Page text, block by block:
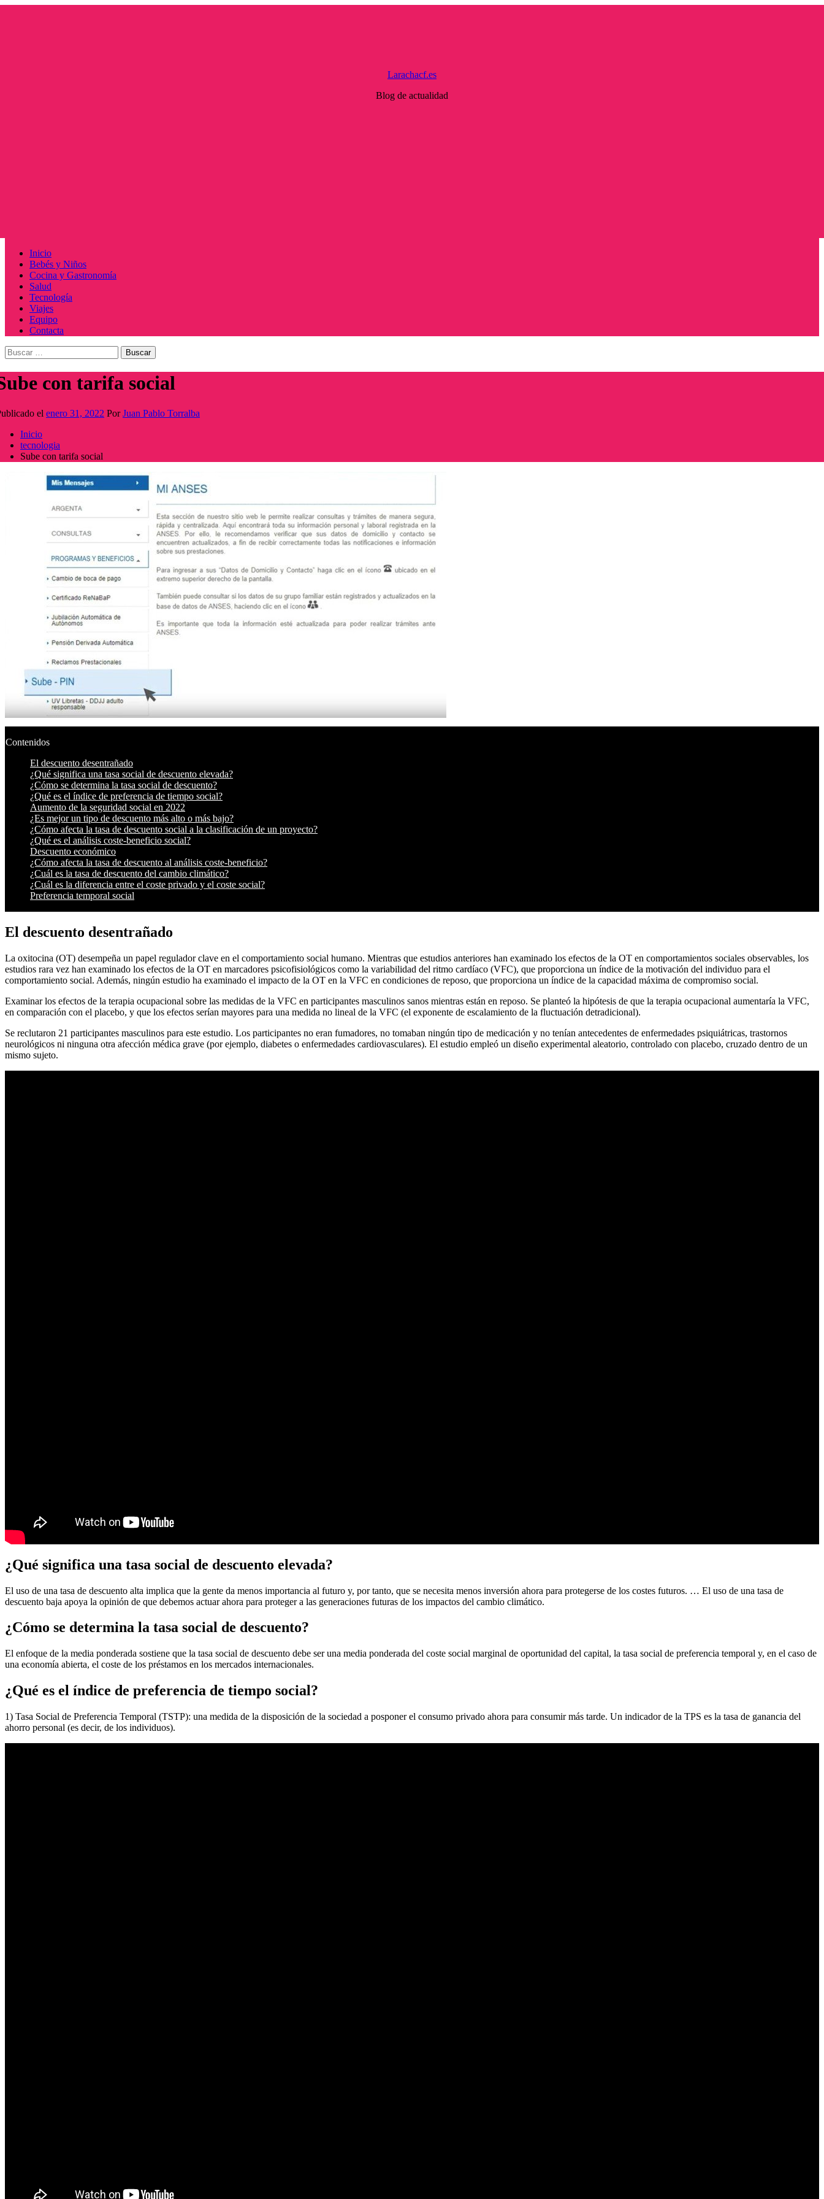
Larachacf.es
Blog de actualidad
Menú
principal
Inicio
Bebés y Niños
Cocina y Gastronomía
Salud
Tecnología
Viajes
Equipo
Contacta
Buscar:
con tarifa social
el enero 31, 2022 PorJuan Pablo Torralba
Inicio
tecnologia
Sube con tarifa social
Contenidos
El descuento desentrañado
¿Qué significa una tasa social de descuento elevada?
¿Cómo se determina la tasa social de descuento?
¿Qué es el índice de preferencia de tiempo social?
Aumento de la seguridad social en 2022
¿Es mejor un tipo de descuento más alto o más bajo?
¿Cómo afecta la tasa de descuento social a la clasificación de un proyecto?
¿Qué es el análisis coste-beneficio social?
Descuento económico
¿Cómo afecta la tasa de descuento al análisis coste-beneficio?
¿Cuál es la tasa de descuento del cambio climático?
¿Cuál es la diferencia entre el coste privado y el coste social?
Preferencia temporal social
El descuento desentrañado
La oxitocina (OT) desempeña un papel regulador clave en el comportamiento social humano. Mientras que estudios anteriores han examinado los efectos de la OT en comportamientos sociales observables, los
estudios rara vez han examinado los efectos de la OT en marcadores psicofisiológicos como la variabilidad del ritmo cardíaco (VFC), que proporciona un índice de la motivación del individuo para el
comportamiento social. Además, ningún estudio ha examinado el impacto de la OT en la VFC en condiciones de reposo, que proporciona un índice de la capacidad máxima de compromiso social.
Examinar los efectos de la terapia ocupacional sobre las medidas de la VFC en participantes masculinos sanos mientras están en reposo. Se planteó la hipótesis de que la terapia ocupacional aumentaría la VFC,
en comparación con el placebo, y que los efectos serían mayores para una medida no lineal de la VFC (el exponente de escalamiento de la fluctuación detradicional).
Se reclutaron 21 participantes masculinos para este estudio. Los participantes no eran fumadores, no tomaban ningún tipo de medicación y no tenían antecedentes de enfermedades psiquiátricas, trastornos
neurológicos ni ninguna otra afección médica grave (por ejemplo, diabetes o enfermedades cardiovasculares). El estudio empleó un diseño experimental aleatorio, controlado con placebo, cruzado dentro de un
mismo sujeto.
¿Qué significa una tasa social de descuento elevada?
El uso de una tasa de descuento alta implica que la gente da menos importancia al futuro y, por tanto, que se necesita menos inversión ahora para protegerse de los costes futuros. … El uso de una tasa de
descuento baja apoya la opinión de que debemos actuar ahora para proteger a las generaciones futuras de los impactos del cambio climático.
¿Cómo se determina la tasa social de descuento?
El enfoque de la media ponderada sostiene que la tasa social de descuento debe ser una media ponderada del coste social marginal de oportunidad del capital, la tasa social de preferencia temporal y, en el caso de
una economía abierta, el coste de los préstamos en los mercados internacionales.
¿Qué es el índice de preferencia de tiempo social?
1) Tasa Social de Preferencia Temporal (TSTP): una medida de la disposición de la sociedad a posponer el consumo privado ahora para consumir más tarde. Un indicador de la TPS es la tasa de ganancia del
ahorro personal (es decir, de los individuos).